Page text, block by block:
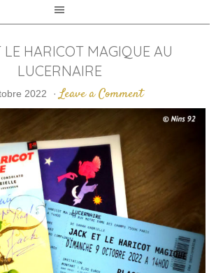
LE HARICOT MAGIQUE AU
LUCERNAIRE
2022 · Leave a Comment